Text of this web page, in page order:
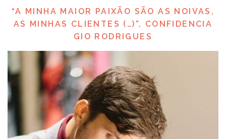
“A MINHA MAIOR PAIXÃO SÃO AS NOIVAS,
AS MINHAS CLIENTES (…)”, CONFIDENCIA
GIO RODRIGUES